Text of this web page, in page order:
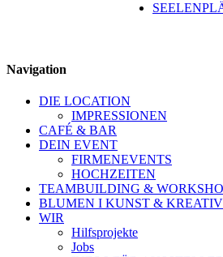
Navigation
DIE LOCATION
IMPRESSIONEN
CAFÉ & BAR
DEIN EVENT
FIRMENEVENTS
HOCHZEITEN
TEAMBUILDING &
BLUMEN I KUNST &
WIR
Hilfsprojekte
Jobs